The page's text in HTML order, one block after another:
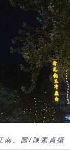
南。圖/陳素貞攝